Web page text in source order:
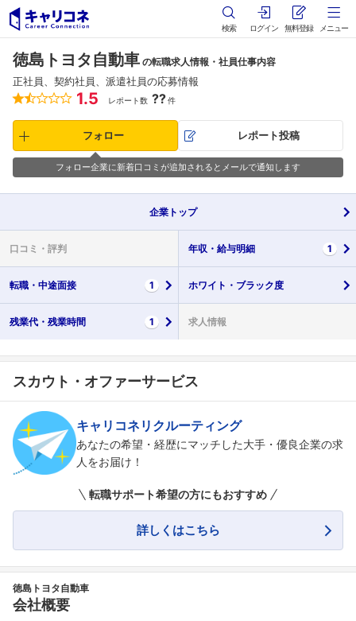
検索 ログイン 無料登録 メニュー
徳島トヨタ自動車 の転職求人情報・社員仕事内容
正社員、契約社員、派遣社員の応募情報
1.5 レポート数 ??件
フォロー レポート投稿
フォロー企業に新着口コミが追加されるとメールで通知します
企業 トップ
口コミ・ 評判 年収・ 給与明細 1
転職・ 中途面接 1 ホワイト・ ブラック度
残業代・ 残業時間 1 求人情報
スカウト・オファーサービス
キャリコネリクルーティング
あなたの希望・経歴にマッチした大手・優良企業の求
人をお届け！
転職サポート希望の方にもおすすめ
詳しくはこちら
徳島トヨタ自動車
会社概要